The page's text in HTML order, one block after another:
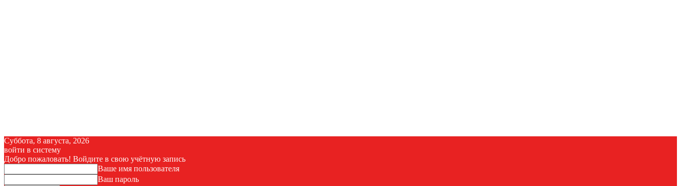
Суббота, 8 августа, 2026
войти в систему
Добро пожаловать! Войдите в свою учётную запись
Ваше имя пользователя
Ваш пароль